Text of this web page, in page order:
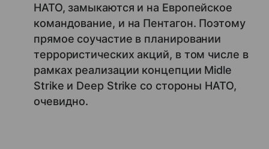
НАТО, замыкаются и на Европейское
командование, и на Пентагон. Поэтому
прямое соучастие в планировании
террористических акций, в том числе в
рамках реализации концепции Midle
Strike и Deep Strike со стороны НАТО,
очевидно.